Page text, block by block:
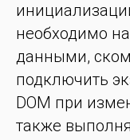
необходимо
данными,
подключить
DOM при
также